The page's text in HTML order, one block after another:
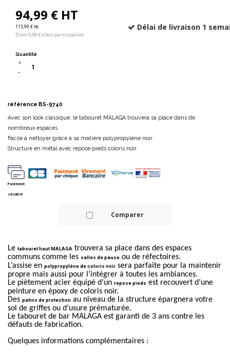
94,99 € HT
113,99 € ttc
Dont 0,99 € d'éco-participation
Délai de livraison 1
Quantité
référence BS-9740
Avec son look classique, le tabouret MALAGA trouvera sa place dans de
nombreux espaces.
Facile à nettoyer grâce à sa matière polypropylène noir
Structure en métal avec repose pieds coloris noir.
Paiement
sécurisé
Comparer
Le tabouret haut MALAGA trouvera sa place dans des espaces
communs comme les salles de pause ou de réfectoires.
L’assise en polypropylène de coloris noir sera parfaite pour la maintenir
propre mais aussi pour l’intégrer à toutes les ambiances.
Le piètement acier équipé d’un repose pieds est recouvert d’une
peinture en époxy de coloris noir.
Des patins de protection au niveau de la structure épargnera votre
sol de griffes ou d’usure prématurée.
Le tabouret de bar MALAGA est garanti de 3 ans contre les
défauts de fabrication.
Quelques informations complémentaires :